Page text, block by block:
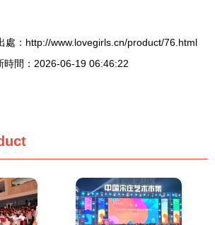
處：http://www.lovegirls.cn/product/76.html
時間：2026-06-19 06:46:22